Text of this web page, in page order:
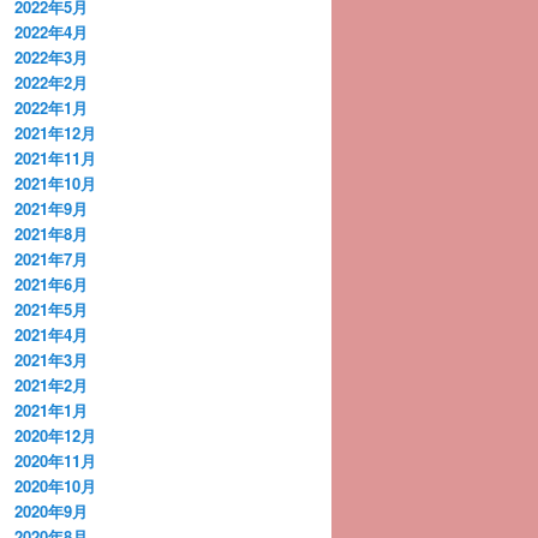
2022年5月
2022年4月
2022年3月
2022年2月
2022年1月
2021年12月
2021年11月
2021年10月
2021年9月
2021年8月
2021年7月
2021年6月
2021年5月
2021年4月
2021年3月
2021年2月
2021年1月
2020年12月
2020年11月
2020年10月
2020年9月